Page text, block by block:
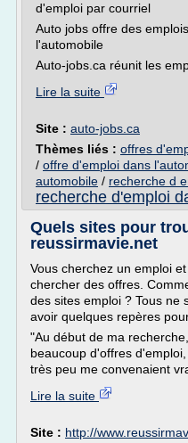
d'emploi par courriel
Auto jobs offre des
l'automobile
Auto-jobs.ca réunit les
Lire la suite
Site : auto-jobs.ca
Thèmes liés : offres
/ offre d'emploi dans
automobile / recherche d
recherche d'emploi
Quels sites pour
reussirmavie.net
Vous cherchez un emploi
chercher des offres.
des sites emploi ? Tous ne
avoir quelques repères
"Au début de ma
beaucoup d'offres
très peu me convenaient
Lire la suite
Site : http://